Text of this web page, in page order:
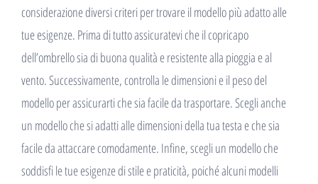
considerazione diversi criteri per trovare il modello più adatto alle
tue esigenze. Prima di tutto assicuratevi che il copricapo
dell’ombrello sia di buona qualità e resistente alla pioggia e al
vento. Successivamente, controlla le dimensioni e il peso del
modello per assicurarti che sia facile da trasportare. Scegli anche
un modello che si adatti alle dimensioni della tua testa e che sia
facile da attaccare comodamente. Infine, scegli un modello che
soddisfi le tue esigenze di stile e praticità, poiché alcuni modelli